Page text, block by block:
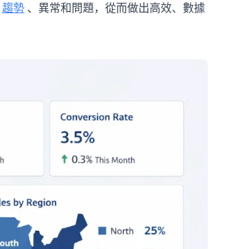
趨勢 、異常和問題，從而做出高效、數據